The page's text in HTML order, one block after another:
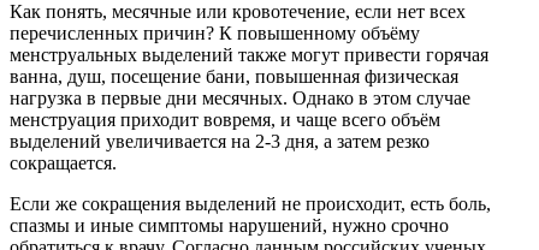
Как понять, месячные или кровотечение, если нет всех
перечисленных причин? К повышенному объёму
менструальных выделений также могут привести горячая
ванна, душ, посещение бани, повышенная физическая
нагрузка в первые дни месячных. Однако в этом случае
менструация приходит вовремя, и чаще всего объём
выделений увеличивается на 2-3 дня, а затем резко
сокращается.
Если же сокращения выделений не происходит, есть боль,
спазмы и иные симптомы нарушений, нужно срочно